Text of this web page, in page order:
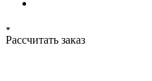
Рассчитать заказ